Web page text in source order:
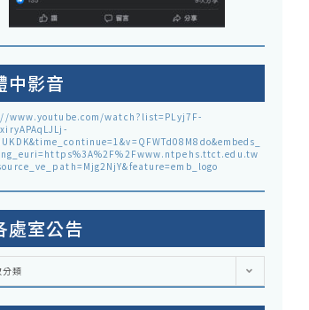
中影音
www.youtube.com/watch?list=PLyj7F-
處室公告
類